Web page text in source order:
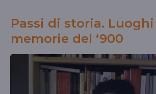
Passi di storia.
memorie del ‘900